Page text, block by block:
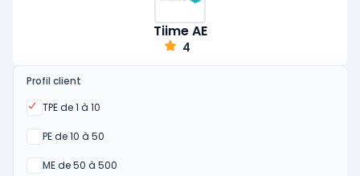
Tiime AE
4
Profil client
TPE de 1 à 10
Oui
PE de 10 à 50
Oui
ME de 50 à 500
Oui